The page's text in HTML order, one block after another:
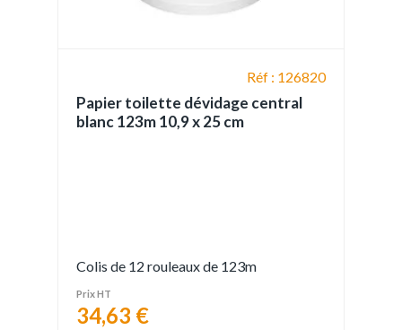
Réf : 126820
Papier toilette dévidage central
blanc 123m 10,9 x 25 cm
Colis de 12 rouleaux de 123m
Prix HT
34,63 €